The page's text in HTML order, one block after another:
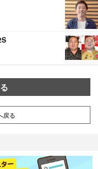
戻る